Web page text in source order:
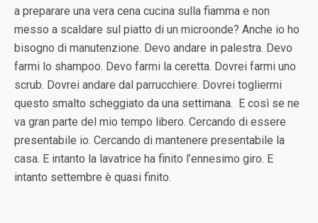
a preparare una vera cena cucina sulla fiamma e non
messo a scaldare sul piatto di un microonde? Anche io ho
bisogno di manutenzione. Devo andare in palestra. Devo
farmi lo shampoo. Devo farmi la ceretta. Dovrei farmi uno
scrub. Dovrei andare dal parrucchiere. Dovrei togliermi
questo smalto scheggiato da una settimana. E così se ne
va gran parte del mio tempo libero. Cercando di essere
presentabile io. Cercando di mantenere presentabile la
casa. E intanto la lavatrice ha finito l’ennesimo giro. E
intanto settembre è quasi finito.